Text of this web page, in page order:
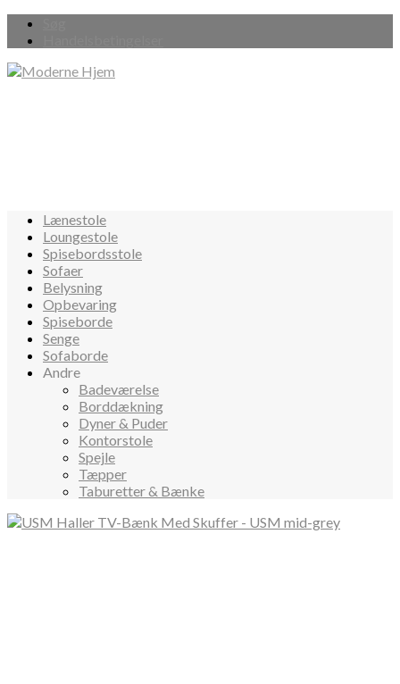
Lænestole
Loungestole
Spisebordsstole
Sofaer
Belysning
Opbevaring
Spiseborde
Senge
Sofaborde
Andre
Badeværelse
Borddækning
Dyner & Puder
Kontorstole
Spejle
Tæpper
Taburetter & Bænke